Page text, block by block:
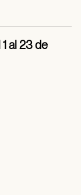
al 23 de